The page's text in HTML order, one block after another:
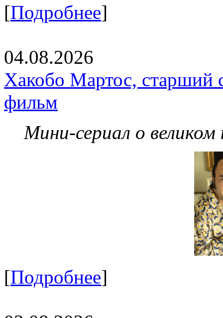
[Подробнее]
04.08.2026
Хакобо Мартос, старший
фильм
Мини-сериал о великом
[Подробнее]